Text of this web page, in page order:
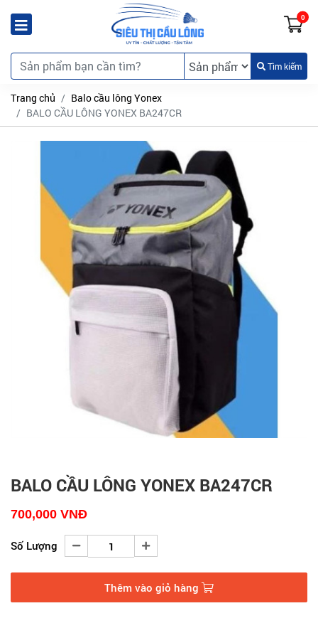
0
Tìm kiếm
Trang chủ
Balo cầu lông Yonex
BALO CẦU LÔNG YONEX BA247CR
BALO CẦU LÔNG YONEX BA247CR
700,000 VNĐ
Số Lượng
Thêm vào giỏ hàng